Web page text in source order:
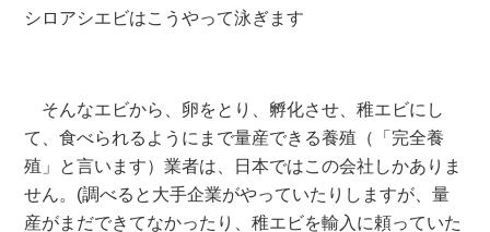
シロアシエビはこうやって泳ぎます
そんなエビから、卵をとり、孵化させ、稚エビにし
て、食べられるようにまで量産できる養殖（「完全養
殖」と言います）業者は、日本ではこの会社しかありま
せん。(調べると大手企業がやっていたりしますが、量
産がまだできてなかったり、稚エビを輸入に頼っていた